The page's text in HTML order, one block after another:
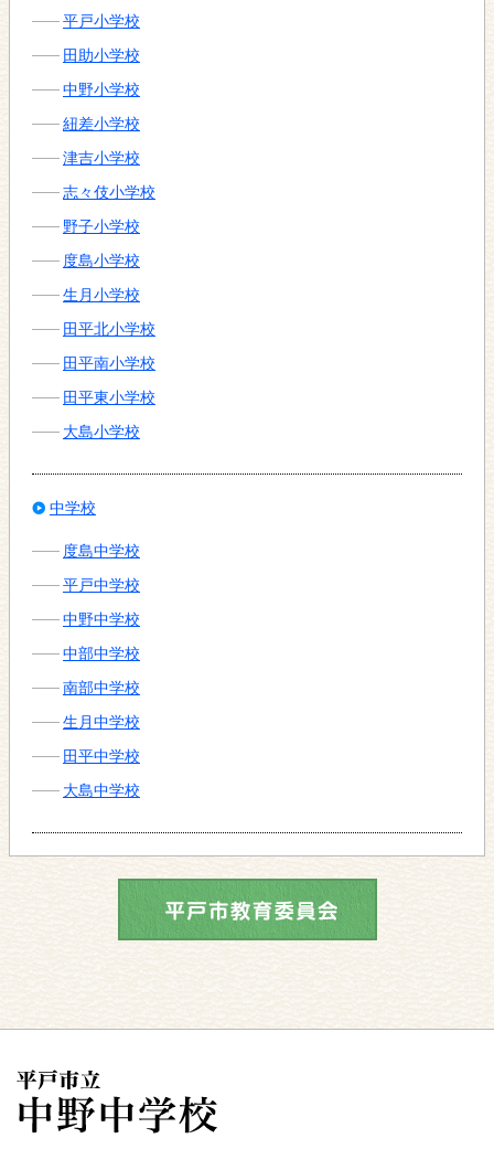
平戸小学校
田助小学校
中野小学校
紐差小学校
津吉小学校
志々伎小学校
野子小学校
度島小学校
生月小学校
田平北小学校
田平南小学校
田平東小学校
大島小学校
中学校
度島中学校
平戸中学校
中野中学校
中部中学校
南部中学校
生月中学校
田平中学校
大島中学校